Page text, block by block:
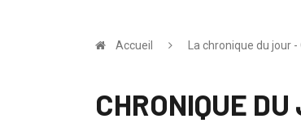
Accueil La chronique du jour
CHRONIQUE